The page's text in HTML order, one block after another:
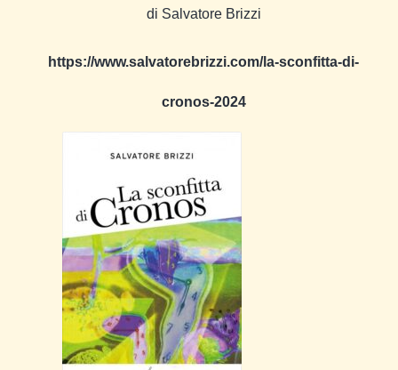
di Salvatore Brizzi
https://www.salvatorebrizzi.com/la-sconfitta-di-
cronos-2024